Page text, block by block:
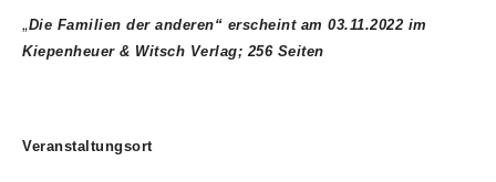
„Die Familien der anderen“ erscheint am 03.11.2022 im
Kiepenheuer & Witsch Verlag; 256 Seiten
Veranstaltungsort